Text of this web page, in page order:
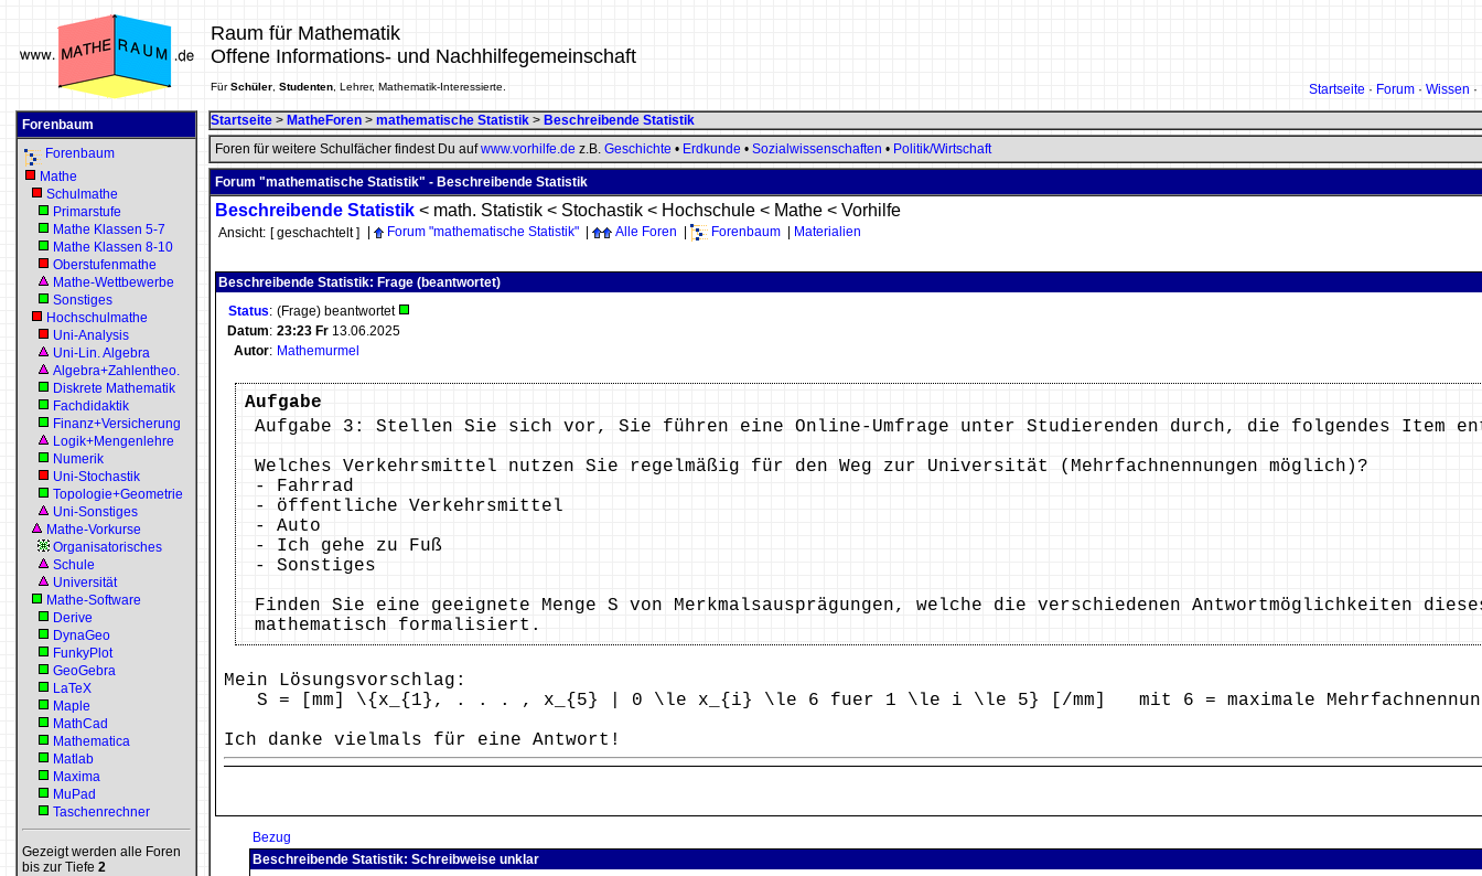
Raum für Mathematik
Offene Informations- und Nachhilfegemeinschaft
FürSchüler Studenten , Lehrer, Mathematik-Interessierte. Startseite · Forum · Wissen ·
Forenbaum
Forenbaum
Mathe
Schulmathe
Primarstufe
Mathe Klassen 5-7
Mathe Klassen 8-10
Oberstufenmathe
Mathe-Wettbewerbe
Sonstiges
Hochschulmathe
Uni-Analysis
Uni-Lin. Algebra
Algebra+Zahlentheo.
Diskrete Mathematik
Fachdidaktik
Finanz+Versicherung
Logik+Mengenlehre
Numerik
Uni-Stochastik
Topologie+Geometrie
Uni-Sonstiges
Mathe-Vorkurse
Organisatorisches
Schule
Universität
Mathe-Software
Derive
DynaGeo
FunkyPlot
GeoGebra
LaTeX
Maple
MathCad
Mathematica
Matlab
Maxima
MuPad
Taschenrechner
Gezeigt werden alle Foren
bis zur Tiefe 2
Startseite > MatheForen > mathematische Statistik > Beschreibende Statistik
Foren für weitere Schulfächer findest Du aufwww.vorhilfe.de z.B. Geschichte • Erdkunde • Sozialwissenschaften • Politik/Wirtschaft
Forum "mathematische Statistik" - Beschreibende Statistik
Beschreibende Statistik < math. Statistik < Stochastik < Hochschule < Mathe < Vorhilfe
Ansicht: [ geschachtelt ] Forum "mathematische Statistik" Alle Foren Forenbaum Materialien
Beschreibende Statistik: Frage (beantwortet)
Status: (Frage) beantwortet
Datum: 23:23 Fr 13.06.2025
Autor: Mathemurmel
Aufgabe
Aufgabe 3: Stellen Sie sich vor, Sie führen eine Online-Umfrage unter Studierenden durch, die folgendes Item
Welches Verkehrsmittel nutzen Sie regelmäßig für den Weg zur Universität (Mehrfachnennungen möglich)?
- Fahrrad
- öffentliche Verkehrsmittel
- Auto
- Ich gehe zu Fuß
- Sonstiges
Finden Sie eine geeignete Menge S von Merkmalsausprägungen, welche die verschiedenen Antwortmöglichkeiten
mathematisch formalisiert.
Mein Lösungsvorschlag:
S = [mm] \{x_{1}, . . . , x_{5} | 0 \le x_{i} \le 6 fuer 1 \le i \le 5} [/mm] mit 6 = maximale
Ich danke vielmals für eine Antwort!
Bezug
Beschreibende Statistik: Schreibweise unklar